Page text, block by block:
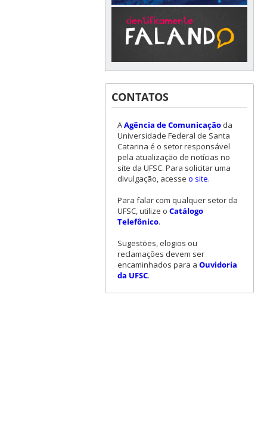
CONTATOS
AAgência de Comunicaçãoda
Universidade Federal de Santa
Catarina é o setor responsável
pela atualização de notícias no
site da UFSC. Para solicitar uma
divulgação, acesse o site.
Para falar com qualquer setor da
UFSC, utilize o Catálogo
Telefônico.
Sugestões, elogios ou
reclamações devem ser
encaminhados para a Ouvidoria
da UFSC.